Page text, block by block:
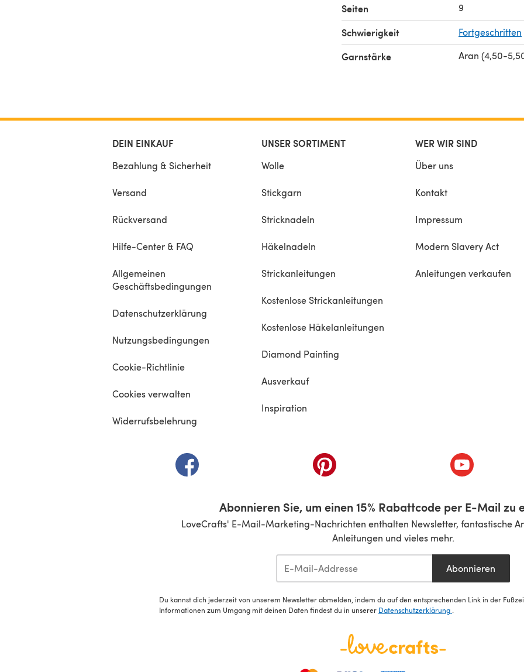
Seiten 9
Schwierigkeit Fortgeschritten
Garnstärke Aran (4,50-
DEIN EINKAUF
Bezahlung & Sicherheit
Versand
Rückversand
Hilfe-Center & FAQ
Allgemeinen
Geschäftsbedingungen
Datenschutzerklärung
Nutzungsbedingungen
Cookie-Richtlinie
Cookies verwalten
Widerrufsbelehrung
UNSER SORTIMENT
Wolle
Stickgarn
Stricknadeln
Häkelnadeln
Strickanleitungen
Kostenlose Strickanleitungen
Kostenlose Häkelanleitungen
Diamond Painting
Ausverkauf
Inspiration
WER WIR SIND
Über uns
Kontakt
Impressum
Modern Slavery Act
Anleitungen verkaufen
(öffnet sich in einem neuen Tab)(öffnet sich in einem neuen Tab)(öffnet sich in
Abonnieren Sie, um einen 15% Rabattcode per E-Mail zu
LoveCrafts' E-Mail-Marketing-Nachrichten enthalten Newsletter, fantastische
Anleitungen und vieles mehr.
Abonnieren
Du kannst dich jederzeit von unserem Newsletter abmelden, indem du auf den entsprechenden Link in der
Informationen zum Umgang mit deinen Daten findest du in unserer Datenschutzerklärung